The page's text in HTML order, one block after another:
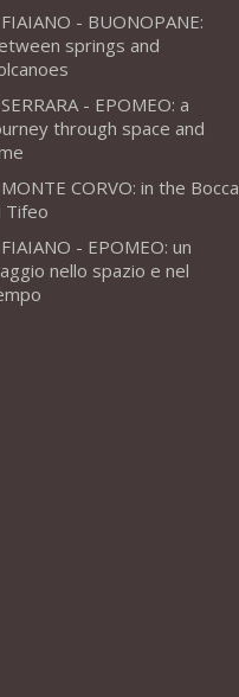
FIAIANO - BUONOPANE:
springs and
SERRARA - EPOMEO: a
through space and
MONTE CORVO: in the Bocca
Tifeo
FIAIANO - EPOMEO: un
nello spazio e nel